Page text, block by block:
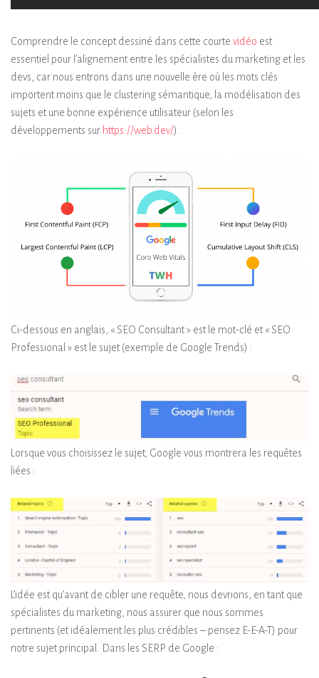
Comprendre le concept dessiné dans cette courte vidéo est
essentiel pour l’alignement entre les spécialistes du marketing et les
devs, car nous entrons dans une nouvelle ère où les mots clés
importent moins que le clustering sémantique, la modélisation des
sujets et une bonne expérience utilisateur (selon les
développements sur https://web.dev/).
Ci-dessous en anglais, « SEO Consultant » est le mot-clé et « SEO
Professional » est le sujet (exemple de Google Trends) :
Lorsque vous choisissez le sujet, Google vous montrera les requêtes
liées :
L’idée est qu’avant de cibler une requête, nous devrions, en tant que
spécialistes du marketing, nous assurer que nous sommes
pertinents (et idéalement les plus crédibles – pensez E-E-A-T) pour
notre sujet principal. Dans les SERP de Google :